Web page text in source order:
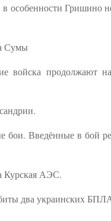
особенности Гришино
Сумы
продолжают
бои. Введённые в бой
Курская АЭС.
два украинских